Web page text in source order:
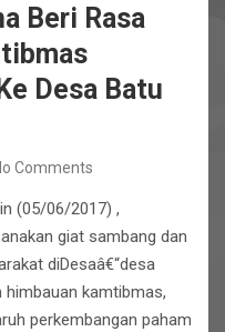
Beri Rasa
Desa Batu
Comments
(05/06/2017) ,
giat sambang dan
diDesaâ€“desa
kamtibmas,
perkembangan paham